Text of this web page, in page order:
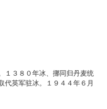
３８０年冰、挪同归丹麦统
英军驻冰。１９４４年６月